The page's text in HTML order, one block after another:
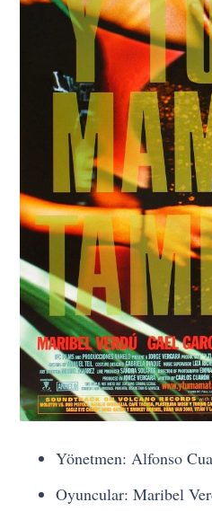
Yönetmen: Alfonso
Oyuncular: Maribel